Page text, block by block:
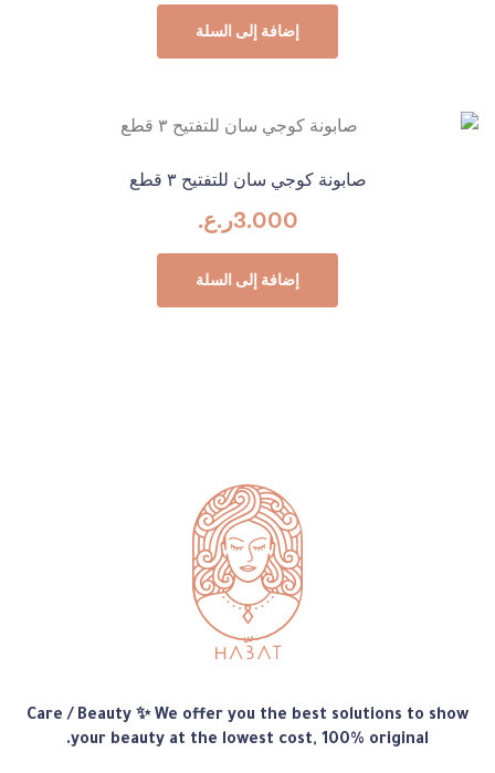
إضافة إلى السلة
صابونة كوجي سان للتفتيح ٣ قطع
3.000ر.ع.
إضافة إلى السلة
متجر
هبّات
Care / Beauty ✨ We offer you the best solutions to show
your beauty at the lowest cost, 100% original.